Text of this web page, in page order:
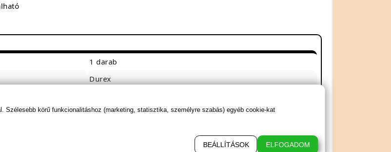
1 darab
Durex
nincs
Szélesebb körű funkcionalitáshoz (marketing, statisztika, személyre szabás) egyéb cookie-kat
BEÁLLÍTÁSOK ELFOGADOM